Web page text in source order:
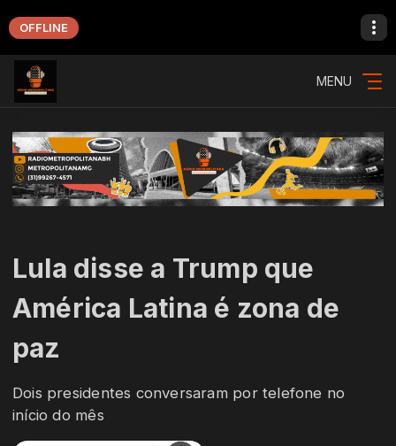
OFFLINE
MENU
Lula disse a Trump que
América Latina é zona de
paz
Dois presidentes conversaram por telefone no
início do mês